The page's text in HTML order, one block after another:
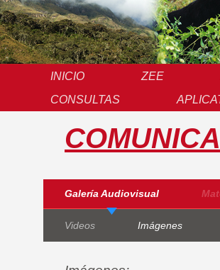
INICIO ZEE
CONSULTAS
Galería Audiovisual
Videos Imágenes